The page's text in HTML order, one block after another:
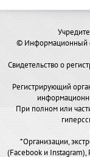
© Информационный
Свидетельство о
Регистрирующий
При полном или
*Организации,
(Facebook и Instagram),